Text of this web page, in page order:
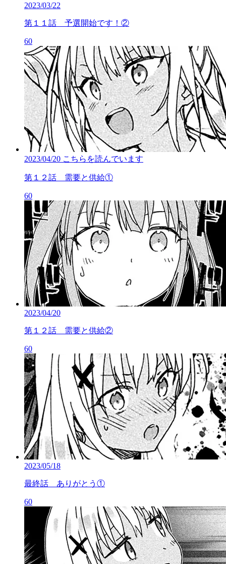
2023/03/22
第１１話 予選開始です！②
60
2023/04/20 こちらを読んでいます
第１２話 需要と供給①
60
2023/04/20
第１２話 需要と供給②
60
2023/05/18
最終話 ありがとう①
60